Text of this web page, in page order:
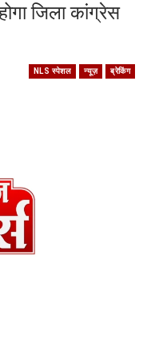
जिला कांग्रेस
NLS स्पेशल न्यूज़ ब्रेकिंग